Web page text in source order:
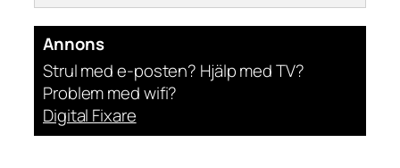
Annons
Strul med e-posten? Hjälp med TV?
Problem med wifi?
Digital Fixare